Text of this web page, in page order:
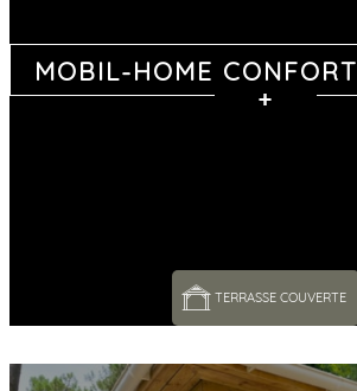
MOBIL-HOME
TERRASSE COUVERTE